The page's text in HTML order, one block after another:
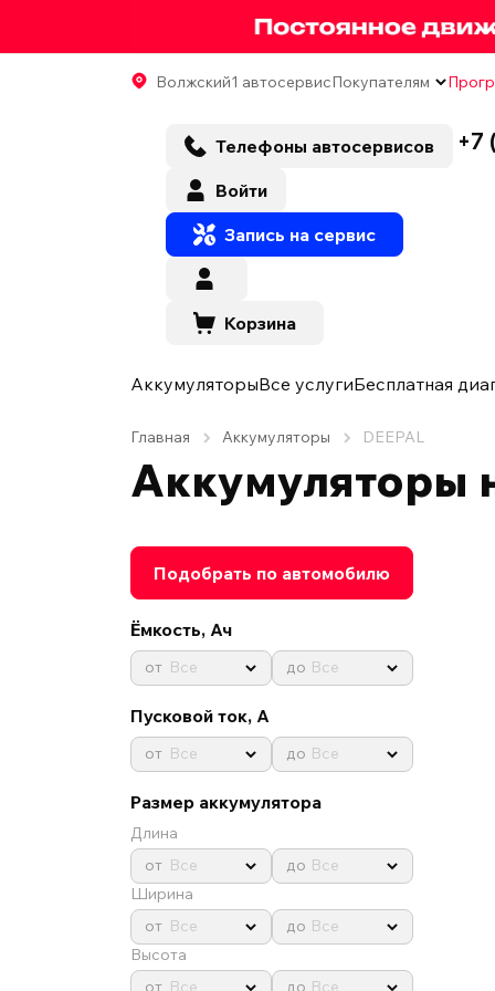
Волжский1 автосервисПокупателям
Телефоны автосервисов +7
Войти
Запись на сервис
Корзина
АккумуляторыВсе услугиБесплатная
Главная Аккумуляторы DEEPAL
Аккумуляторы
Подобрать по автомобилю
Ёмкость, Ач
Все Все
Пусковой ток, А
Все Все
Размер аккумулятора
Длина
Все
Все
Ширина
Все
Все
Высота
Все
Все